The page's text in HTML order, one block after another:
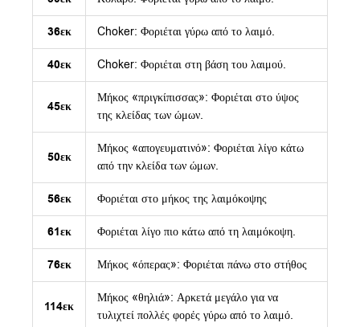
36εκ Choker: Φοριέται γύρω από το λαιμό.
40εκ Choker: Φοριέται στη βάση του λαιμού.
45εκ
Μήκος «πριγκίπισσας»: Φοριέται στο ύψος
της κλείδας των ώμων.
50εκ
Μήκος «απογευματινό»: Φοριέται λίγο κάτω
από την κλείδα των ώμων.
56εκ Φοριέται στο μήκος της λαιμόκοψης
61εκ Φοριέται λίγο πιο κάτω από τη λαιμόκοψη.
76εκ Μήκος «όπερας»: Φοριέται πάνω στο στήθος
114εκ
Μήκος «θηλιά»: Αρκετά μεγάλο για να
τυλιχτεί πολλές φορές γύρω από το λαιμό.